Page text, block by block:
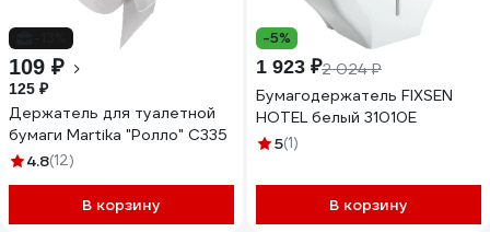
109 ₽
125 ₽
Держатель для туалетной
бумаги Martika "Ролло" С335
4.8(12)
В корзину
-5%
1 923 ₽2 024 ₽
Бумагодержатель FIXSEN
HOTEL белый 31010E
5(1)
В корзину